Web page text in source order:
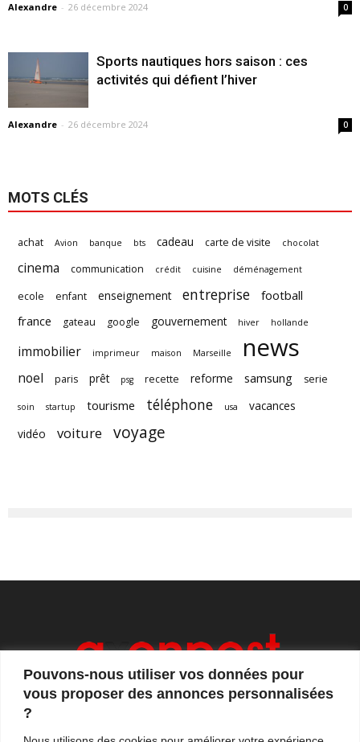
Pouvons-nous utiliser vos données pour
vous proposer des annonces personnalisées
?
Alexandre - 26 décembre 2024 0
Sports nautiques hors saison : ces
activités qui défient l’hiver
Alexandre - 26 décembre 2024 0
MOTS CLÉS
achat Avion banque bts cadeau carte de visite chocolat
cinema communication crédit cuisine déménagement
ecole enfant enseignement entreprise
football
france
gateau google gouvernement hiver hollande
immobilier imprimeur maison Marseille news
noel paris prêt psg recette reforme samsung serie
soin startup tourisme téléphone usa
vacances
vidéo
voiture voyage